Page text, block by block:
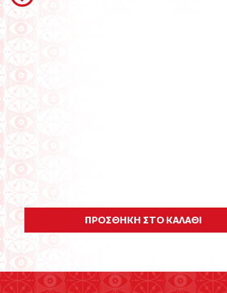
ΠΡΟΣΘΗΚΗ ΣΤΟ ΚΑΛΑΘΙ